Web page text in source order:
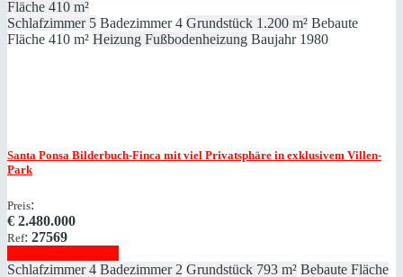
Fläche 410 m²
Schlafzimmer 5 Badezimmer 4 Grundstück 1.200 m² Bebaute
Fläche 410 m² Heizung Fußbodenheizung Baujahr 1980
Santa Ponsa Bilderbuch-Finca mit viel Privatsphäre in exklusivem Villen-
Park
Preis:
€ 2.480.000
Ref: 27569
Schlafzimmer 4 Badezimmer 2 Grundstück 793 m² Bebaute Fläche